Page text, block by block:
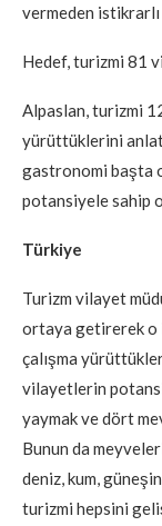
vermeden istikrarlı
Hedef, turizmi 81
Alpaslan, turizmi
yürüttüklerini
gastronomi başta
potansiyele sahip
Türkiye
Turizm vilayet
ortaya getirerek o
çalışma
vilayetlerin
yaymak ve dört
Bunun da
deniz, kum,
turizmi hepsini